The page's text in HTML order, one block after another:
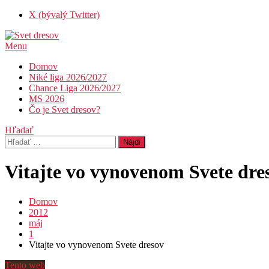
Skip
Content
X (bývalý Twitter)
Menu
Domov
Niké liga 2026/2027
Chance Liga 2026/2027
MS 2026
Čo je Svet dresov?
Hľadať
Hľadať:
Vitajte vo vynovenom Svete
Domov
2012
máj
1
Vitajte vo vynovenom Svete dresov
Tento web